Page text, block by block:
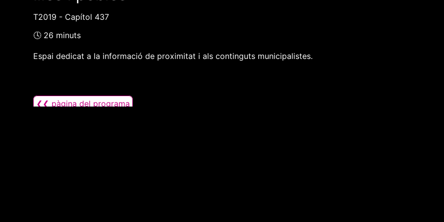
T2019 - Capítol 437
🕓 26 minuts
Espai dedicat a la informació de proximitat i als continguts municipalistes.
❮❮ pàgina del programa